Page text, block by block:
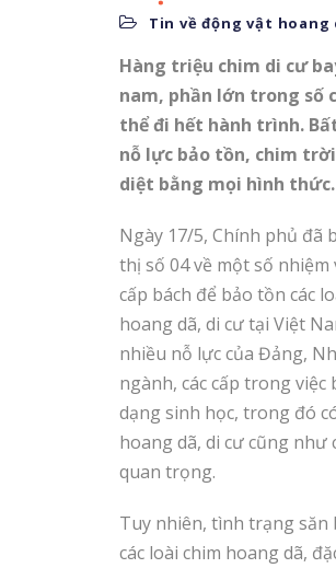
Tin về động vật hoang
Hàng triệu chim di cư
nam, phần lớn trong số
thể đi hết hành trình.
nỗ lực bảo tồn, chim
diệt bằng mọi hình thức.
Ngày 17/5, Chính phủ đã
thị số 04 về một số nhiệm
cấp bách để bảo tồn các
hoang dã, di cư tại Việt
nhiều nỗ lực của Đảng,
ngành, các cấp trong việc
dạng sinh học, trong đó
hoang dã, di cư cũng như
quan trọng.
Tuy nhiên, tình trạng săn
các loài chim hoang dã,